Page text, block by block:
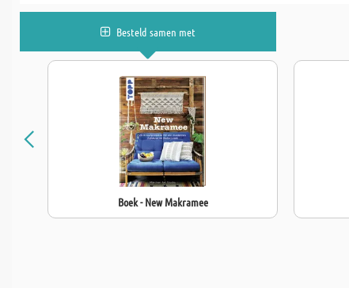
Besteld samen met
Boek - New Makramee